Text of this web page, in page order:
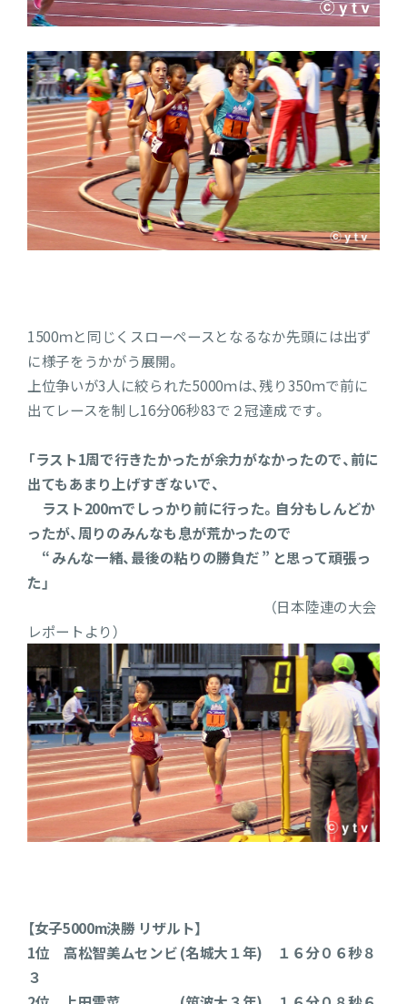
1500ｍと同じくスローペースとなるなか先頭には出ず
に様子をうかがう展開。
上位争いが3人に絞られた5000ｍは、残り350ｍで前に
出てレースを制し16分06秒83で２冠達成です。
「ラスト1周で行きたかったが余力がなかったので、前に
出てもあまり上げすぎないで、
ラスト200ｍでしっかり前に行った。自分もしんどか
ったが、周りのみんなも息が荒かったので
“ みんな一緒、最後の粘りの勝負だ ” と思って頑張っ
た」
（日本陸連の大会
レポートより）
【女子5000m決勝 リザルト】
1位 高松智美ムセンビ (名城大１年) １６分０６秒８
３